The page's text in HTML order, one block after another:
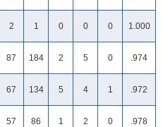
2 1 0 0 0 1.000
87 184 2 5 0 .974
67 134 5 4 1 .972
57 86 1 2 0 .978